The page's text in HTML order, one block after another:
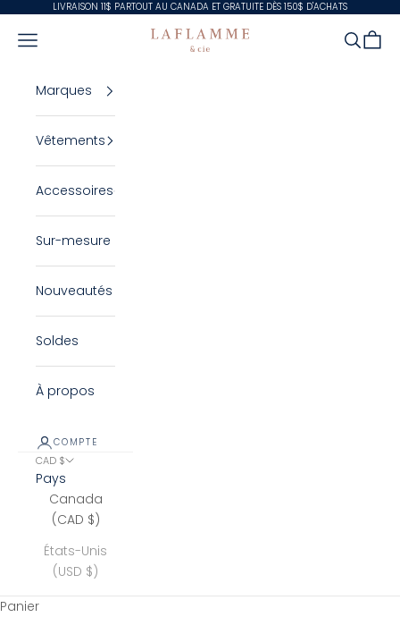
Passer au contenu
LIVRAISON 11$ PARTOUT AU CANADA ET GRATUITE DÈS 150$ D'ACHATS
Laflamme & Cie
Ouvrir la navigation Ouvrir
Voir
Marques
Vêtements
Accessoires
Sur-mesure
Nouveautés
Soldes
À propos
COMPTE
CAD $
Pays
Canada
(CAD $)
États-Unis
(USD $)
Panier